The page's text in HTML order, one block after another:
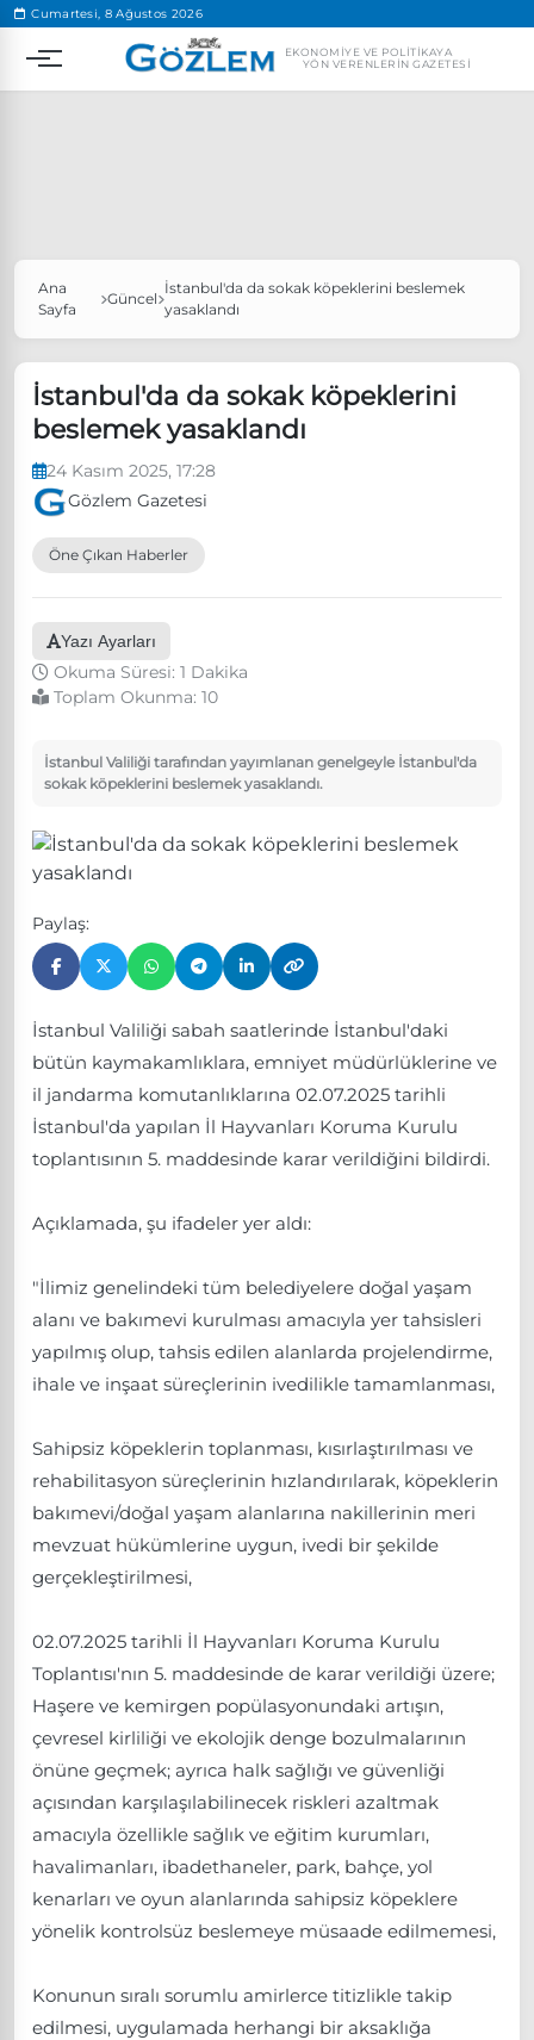
Cumartesi, 8 Ağustos 2026
EKONOMIYE VE POLITIKAYA
YÖN VERENLERIN GAZETESI
Popüler Aramalar
Özgür Özel, Ekrem İmamoğlu’nu ziyaret edecek
Ünlü çift bir etkinliğe daha katılmama kararı aldı
Ana
Sayfa
Güncel
İstanbul'da da sokak köpeklerini beslemek
yasaklandı
İstanbul'da da sokak köpeklerini
beslemek yasaklandı
24 Kasım 2025, 17:28
Gözlem Gazetesi
Öne Çıkan Haberler
Yazı Ayarları
Okuma Süresi: 1 Dakika
Toplam Okunma: 10
İstanbul Valiliği tarafından yayımlanan genelgeyle İstanbul'da
sokak köpeklerini beslemek yasaklandı.
Paylaş:
İstanbul Valiliği sabah saatlerinde İstanbul'daki
bütün kaymakamlıklara, emniyet müdürlüklerine ve
il jandarma komutanlıklarına 02.07.2025 tarihli
İstanbul'da yapılan İl Hayvanları Koruma Kurulu
toplantısının 5. maddesinde karar verildiğini bildirdi.
Açıklamada, şu ifadeler yer aldı:
"İlimiz genelindeki tüm belediyelere doğal yaşam
alanı ve bakımevi kurulması amacıyla yer tahsisleri
yapılmış olup, tahsis edilen alanlarda projelendirme,
ihale ve inşaat süreçlerinin ivedilikle tamamlanması,
Sahipsiz köpeklerin toplanması, kısırlaştırılması ve
rehabilitasyon süreçlerinin hızlandırılarak, köpeklerin
bakımevi/doğal yaşam alanlarına nakillerinin meri
mevzuat hükümlerine uygun, ivedi bir şekilde
gerçekleştirilmesi,
02.07.2025 tarihli İl Hayvanları Koruma Kurulu
Toplantısı'nın 5. maddesinde de karar verildiği üzere;
Haşere ve kemirgen popülasyonundaki artışın,
çevresel kirliliği ve ekolojik denge bozulmalarının
önüne geçmek; ayrıca halk sağlığı ve güvenliği
açısından karşılaşılabilinecek riskleri azaltmak
amacıyla özellikle sağlık ve eğitim kurumları,
havalimanları, ibadethaneler, park, bahçe, yol
kenarları ve oyun alanlarında sahipsiz köpeklere
yönelik kontrolsüz beslemeye müsaade edilmemesi,
Konunun sıralı sorumlu amirlerce titizlikle takip
edilmesi, uygulamada herhangi bir aksaklığa